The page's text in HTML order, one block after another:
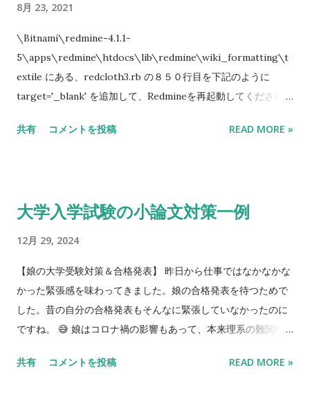
んが、一応試してみました。案の定、当たり前に制限がかけら
れています。 で、よく考えるとレンタルサーバからアクセスで
きるから、そのIPは許可されているだろうと思います。 なの
で、SSHトンネルを Bitvise SSH Client で掘ろうと考えていま
した。 BitviseのSSH設定はそんなに難しくないので、割愛しま
=> 127.0.0.1 List Port => 3306 (ローカルにMysqlが稼働してい
続で、IPを127.0.0.1にすれば、接続できるはずです。 それか
れば、いまのところ500MB位のファイルでも実行できました。
だが、１．２GBのファイルは読み込みの途中にエラーになった
が、ファイルが大きい過ぎたか、それともUTF8コードの問題
なのか調査中です。結果がわかった次第追記します。
8月 23, 2021
\Bitnami\redmine-4.1.1-
5\apps\redmine\htdocs\lib\redmine\wiki_formatting\t
extile にある、redcloth3.rb の８５０行目を下記のように
target='_blank' を追加して、Redmineを再起動してください。
{text}</a>#{post}"
共有 コメントを投稿 READ MORE »
大学入学試験の小論文対策一例
12月 29, 2024
【娘の大学受験対策＆合格発表】 昨日から仕事ではなかなかな
かった緊張感を味わってきました。娘の合格発表を待つためで
した。昔の自分の合格発表もそんなに緊張していなかったのに
ですね。 😅 娘はコロナ禍の影響もあって、本来理系の難関校
しないと次へ進まないタイプで大量の宿題に押しつぶされて、
共有 コメントを投稿 READ MORE »